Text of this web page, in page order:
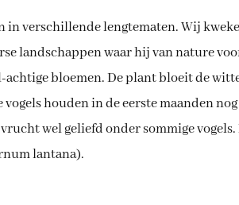
9
verschillende lengtematen. Wij
landschappen waar hij van nature
bloemen. De plant bloeit de
houden in de eerste maanden
wel geliefd onder sommige
lantana).